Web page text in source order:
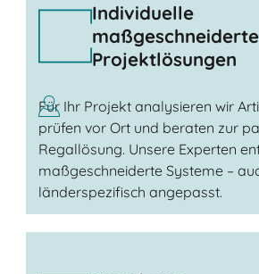
Individuelle
maßgeschneiderte
Projektlösungen
Für Ihr Projekt analysieren wir
prüfen vor Ort und beraten zur
Regallösung. Unsere Experten
maßgeschneiderte Systeme –
länderspezifisch angepasst.